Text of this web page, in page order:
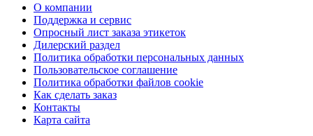
О компании
Поддержка и сервис
Опросный лист заказа этикеток
Дилерский раздел
Политика обработки персональных данных
Пользовательское соглашение
Политика обработки файлов cookie
Как сделать заказ
Контакты
Карта сайта